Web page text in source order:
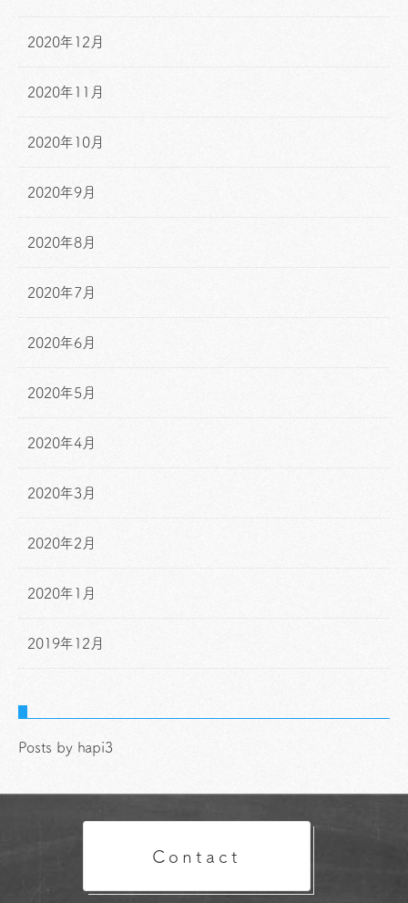
2020年12月
2020年11月
2020年10月
2020年9月
2020年8月
2020年7月
2020年6月
2020年5月
2020年4月
2020年3月
2020年2月
2020年1月
2019年12月
Posts by hapi3
Contact